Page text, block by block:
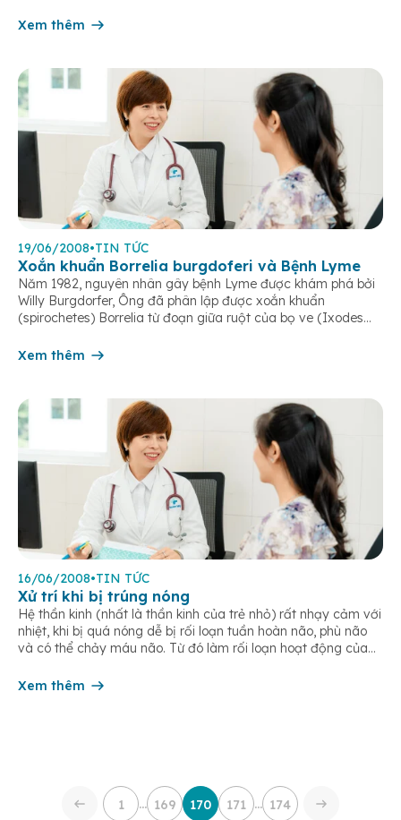
tù tội gần như bằng không. Bà Christine […]
Xem thêm
19/06/2008•TIN TỨC
Xoắn khuẩn Borrelia burgdoferi và Bệnh Lyme
Năm 1982, nguyên nhân gây bệnh Lyme được khám phá bởi
Willy Burgdorfer, Ông đã phân lập được xoắn khuẩn
(spirochetes) Borrelia từ đoạn giữa ruột của bọ ve (Ixodes
ứng với huyết thanh miễn dịch được lấy từ bệnh nhân đã
Xem thêm
16/06/2008•TIN TỨC
Xử trí khi bị trúng nóng
Hệ thần kinh (nhất là thần kinh của trẻ nhỏ) rất nhạy cảm với
nhiệt, khi bị quá nóng dễ bị rối loạn tuần hoàn não, phù não
và có thể chảy máu não. Từ đó làm rối loạn hoạt động của
[…]
Xem thêm
1 … 169 170 171 … 174